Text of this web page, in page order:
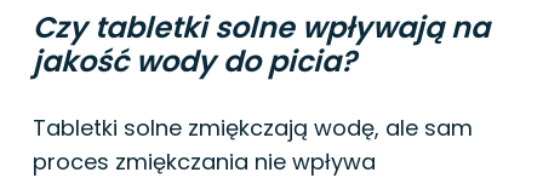
Czy tabletki solne wpływają na
jakość wody do picia?
Tabletki solne zmiękczają wodę, ale sam
proces zmiękczania nie wpływa